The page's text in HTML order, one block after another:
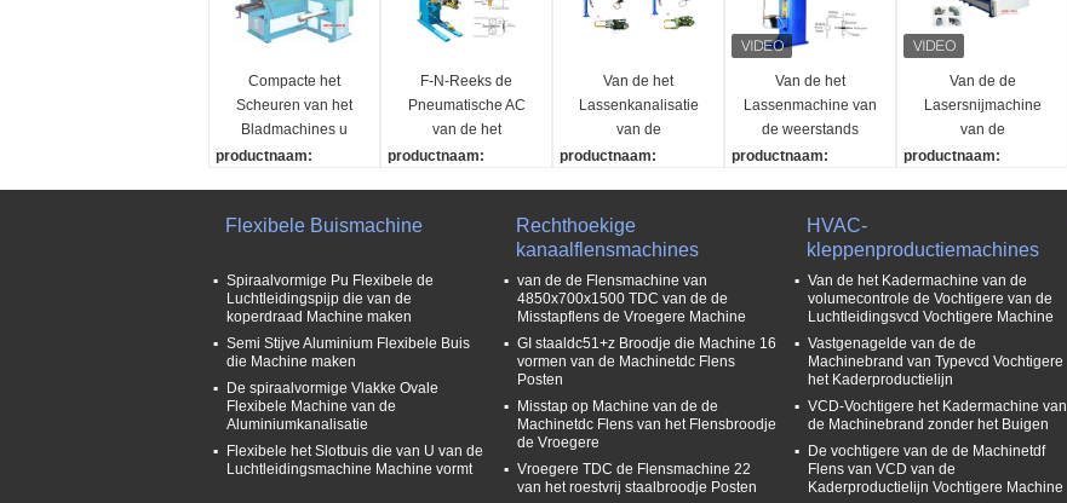
Compacte het
Scheuren van het
Bladmachines u
CRC van het
productnaam:
Materieel Gewicht:
Materiële Dikte:
0.3mm – 2,0 mm
Materiële Breedte:
Max. 800 mm
F-N-Reeks de
Pneumatische AC
van de het
Lassenmachine van
Machines van het het
productnaam:
ne van de Luchtleidings
Geschatte inputcapaci
teit:
50kVA
Geschat Inputvoltage:
Geschatte ladingscycl
50%
Van de het
Lassenkanalisatie
van de
opschortingsvlek van
Bladmachines
productnaam:
Nominaal vermogen
(KVA):
35
Max Welding Power (K
VA):
56
Inputvoltage (v):
Van de het
Lassenmachine van
de weerstands
Pneumatische Vlek
Machinesdn Reeks
productnaam:
Geschatte inputcapaci
Geschat Primair Volta
ge:
380v
Geschatte frequentie:
Van de de
Lasersnijmachine
van de
kanalisatievezel de
productnaam:
1000W / 1500W
Werkende Lijst:
1.5*6m
Maximum scherpe dikt
e:
Koolstofstaal 8 mm Roe
stvrij staal: 3 mm
Flexibele Buismachine
Spiraalvormige Pu Flexibele de
Luchtleidingspijp die van de
koperdraad Machine maken
Semi Stijve Aluminium Flexibele Buis
die Machine maken
De spiraalvormige Vlakke Ovale
Flexibele Machine van de
Aluminiumkanalisatie
Flexibele het Slotbuis die van U van de
Luchtleidingsmachine Machine vormt
Rechthoekige
kanaalflensmachines
van de de Flensmachine van
4850x700x1500 TDC van de de
Misstapflens de Vroegere Machine
GI staaldc51+z Broodje die Machine 16
vormen van de Machinetdc Flens
Posten
Misstap op Machine van de de
Machinetdc Flens van het Flensbroodje
de Vroegere
Vroegere TDC de Flensmachine 22
van het roestvrij staalbroodje Posten
HVAC-
kleppenproductiemachines
Van de het Kadermachine van de
volumecontrole de Vochtigere van de
Luchtleidingsvcd Vochtigere Machine
Vastgenagelde van de de
Machinebrand van Typevcd Vochtigere
het Kaderproductielijn
VCD-Vochtigere het Kadermachine van
de Machinebrand zonder het Buigen
De vochtigere van de de Machinetdf
Flens van VCD van de
Kaderproductielijn Vochtigere Machine